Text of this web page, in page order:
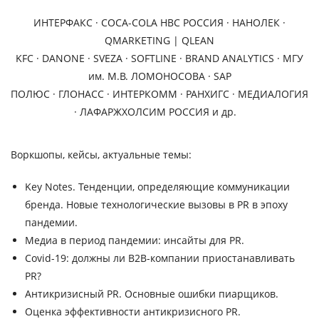
ИНТЕРФАКС · COCA-COLA HBC РОССИЯ · НАНОЛЕК ·
QMARKETING | QLEAN
KFC · DANONE · SVEZA · SOFTLINE · BRAND ANALYTICS · МГУ
им. М.В. ЛОМОНОСОВА · SAP
ПОЛЮС · ГЛОНАСС · ИНТЕРКОММ · РАНХИГС · МЕДИАЛОГИЯ
· ЛАФАРЖХОЛСИМ РОССИЯ и др.
Воркшопы, кейсы, актуальные темы:
Key Notes. Тенденции, определяющие коммуникации
бренда. Новые технологические вызовы в PR в эпоху
пандемии.
Медиа в период пандемии: инсайты для PR.
Covid-19: должны ли B2B-компании приостанавливать
PR?
Антикризисный PR. Основные ошибки пиарщиков.
Оценка эффективности антикризисного PR.